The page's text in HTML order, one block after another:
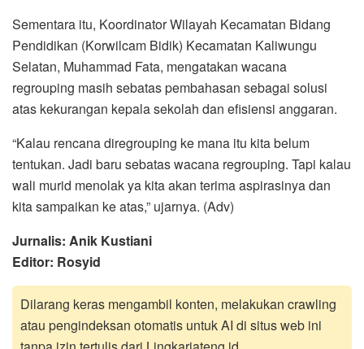
Sementara itu, Koordinator Wilayah Kecamatan Bidang
Pendidikan (Korwilcam Bidik) Kecamatan Kaliwungu
Selatan, Muhammad Fata, mengatakan wacana
regrouping masih sebatas pembahasan sebagai solusi
atas kekurangan kepala sekolah dan efisiensi anggaran.
“Kalau rencana diregrouping ke mana itu kita belum
tentukan. Jadi baru sebatas wacana regrouping. Tapi kalau
wali murid menolak ya kita akan terima aspirasinya dan
kita sampaikan ke atas,” ujarnya. (Adv)
Jurnalis: Anik Kustiani
Editor: Rosyid
Dilarang keras mengambil konten, melakukan crawling
atau pengindeksan otomatis untuk AI di situs web ini